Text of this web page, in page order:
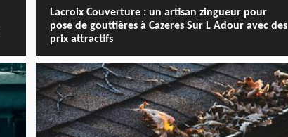
Lacroix Couverture : un artisan zingueur pour
pose de gouttières à Cazeres Sur L Adour avec des
prix attractifs